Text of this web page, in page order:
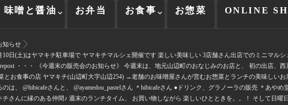
味噌と醤油 お弁当 お食事 お惣菜 ONLINE
知らせ
10日(土)はヤマキチ駐車場で ヤマキチマルシェ開催です 楽しい美味しい 3店舗さん出店でのミニマルシ
・・・ 《今週末の販売会のお知らせ》 今週末は、地元山辺町のおなじみのお店と、 初の出店、
とお食事の店 ヤマキチ(山辺町大字山辺254) →老舗のお味噌屋さんが営むお惣菜とランチの美味しい
のは、 @hibicafeさんと、 @ayamedou_pastelさん ＊hibicafeさん ●ドリンク、グラノーラの販売 ＊あ
チさんに縁のある仲間♪ 週末のランチタイム、 お買い物しながら 楽しいひとときを。。！ そして日曜